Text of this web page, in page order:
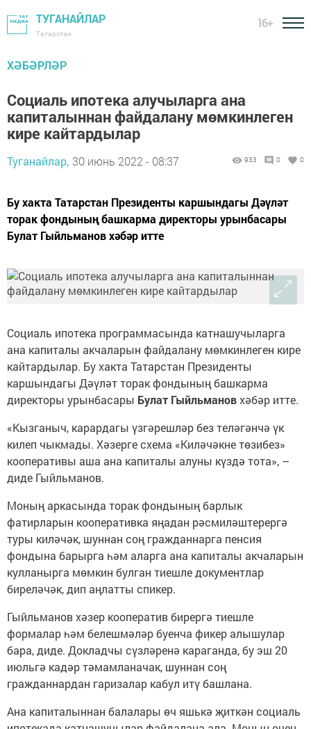
ТУГАНАЙЛАР
Татарстан
16+
ХӘБӘРЛӘР
Социаль ипотека алучыларга ана
капиталыннан файдалану мөмкинлеген
кире кайтардылар
Туганайлар, 30 июнь 2022 - 08:37 933 0 0
Бу хакта Татарстан Президенты каршындагы Дәүләт
торак фондының башкарма директоры урынбасары
Булат Гыйльманов хәбәр итте
Социаль ипотека программасында катнашучыларга
ана капиталы акчаларын файдалану мөмкинлеген кире
кайтардылар. Бу хакта Татарстан Президенты
каршындагы Дәүләт торак фондының башкарма
директоры урынбасары Булат Гыйльмановхәбәр итте.
«Кызганыч, карардагы үзгәрешләр без теләгәнчә үк
килеп чыкмады. Хәзерге схема «Киләчәкне төзибез»
кооперативы аша ана капиталы алуны күздә тота», –
диде Гыйльманов.
Моның аркасында торак фондының барлык
фатирларын кооперативка яңадан рәсмиләштерергә
туры киләчәк, шуннан соң гражданнарга пенсия
фондына барырга һәм аларга ана капиталы акчаларын
кулланырга мөмкин булган тиешле документлар
биреләчәк, дип аңлатты спикер.
Гыйльманов хәзер кооператив бирергә тиешле
формалар һәм белешмәләр буенча фикер алышулар
бара, диде. Докладчы сүзләренә караганда, бу эш 20
июльгә кадәр тәмамланачак, шуннан соң
гражданнардан гаризалар кабул итү башлана.
Ана капиталыннан балалары өч яшькә җиткән социаль